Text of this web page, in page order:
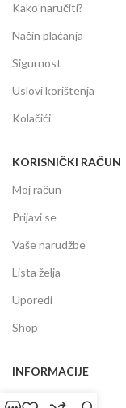
Kako naručiti?
Način plaćanja
Sigurnost
Uslovi korištenja
Kolačići
KORISNIČKI RAČUN
Moj račun
Prijavi se
Vaše narudžbe
Lista želja
Uporedi
Shop
INFORMACIJE
Prodajni centar